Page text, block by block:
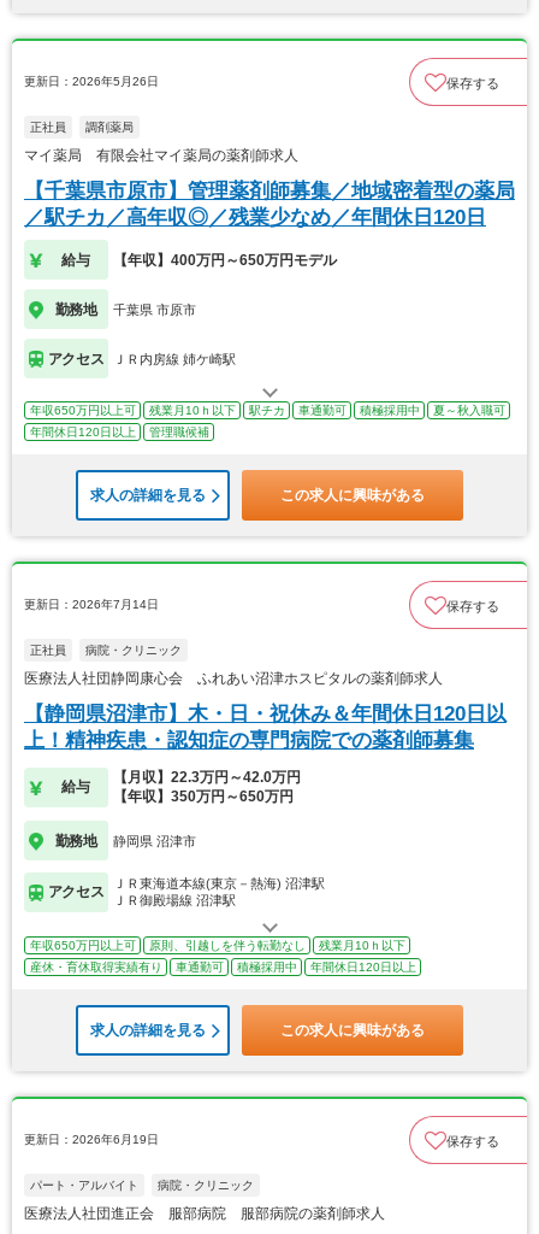
更新日：2026年5月26日 保存する
正社員 調剤薬局
マイ薬局 有限会社マイ薬局の薬剤師求人
【千葉県市原市】管理薬剤師募集／地域密着型の薬局
／駅チカ／高年収◎／残業少なめ／年間休日120日
給与 【年収】400万円～650万円モデル
勤務地 千葉県 市原市
アクセス ＪＲ内房線 姉ケ崎駅
年収650万円以上可 残業月10ｈ以下 駅チカ 車通勤可 積極採用中
夏～秋入職可
年間休日120日以上
管理職候補
求人の詳細を見る この求人に興味がある
更新日：2026年7月14日 保存する
正社員 病院・クリニック
医療法人社団静岡康心会 ふれあい沼津ホスピタルの薬剤師求人
【静岡県沼津市】木・日・祝休み＆年間休日120日以
上！精神疾患・認知症の専門病院での薬剤師募集
給与
【月収】22.3万円～42.0万円
【年収】350万円～650万円
勤務地 静岡県 沼津市
アクセス
ＪＲ東海道本線(東京－熱海) 沼津駅
ＪＲ御殿場線 沼津駅
年収650万円以上可 原則、引越しを伴う転勤なし
残業月10ｈ以下
産休・育休取得実績有り
車通勤可 積極採用中 年間休日120日以上
求人の詳細を見る この求人に興味がある
更新日：2026年6月19日 保存する
パート・アルバイト 病院・クリニック
医療法人社団進正会 服部病院 服部病院の薬剤師求人